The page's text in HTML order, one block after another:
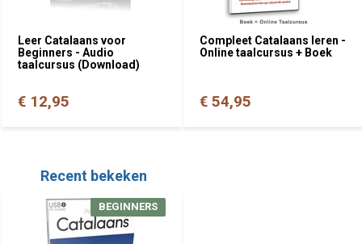
Leer Catalaans voor
Beginners - Audio
taalcursus (Download)
€ 12,95
Compleet Catalaans leren -
Online taalcursus + Boek
€ 54,95
Recent bekeken
BEGINNERS